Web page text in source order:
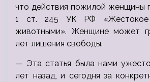
что действия пожилой женщины
1 ст. 245 УК РФ «Жестокое
животными». Женщине может
лет лишения свободы.
— Эта статья была нами
лет назад, и сегодня за